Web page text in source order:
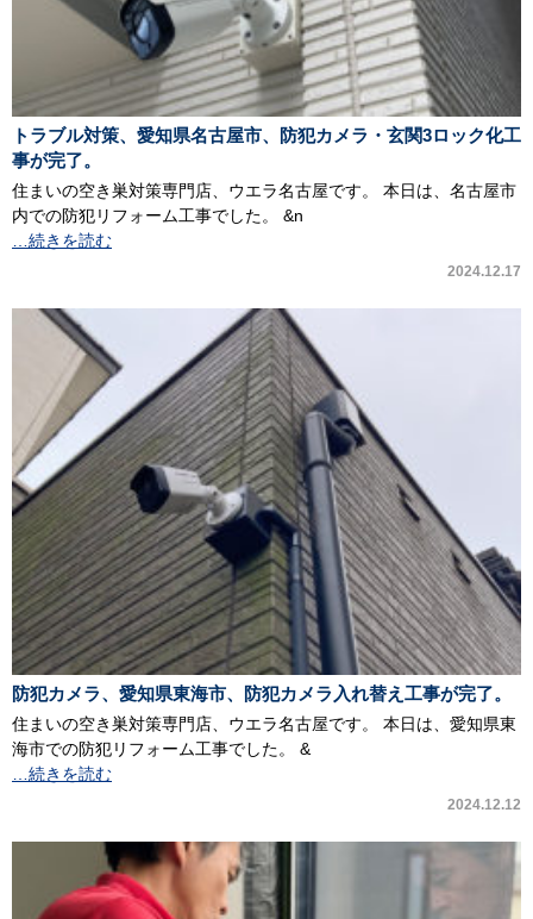
トラブル対策、愛知県名古屋市、防犯カメラ・玄関3ロック化工
事が完了。
住まいの空き巣対策専門店、ウエラ名古屋です。 本日は、名古屋市
内での防犯リフォーム工事でした。 &n
…続きを読む
2024.12.17
防犯カメラ、愛知県東海市、防犯カメラ入れ替え工事が完了。
住まいの空き巣対策専門店、ウエラ名古屋です。 本日は、愛知県東
海市での防犯リフォーム工事でした。 &
…続きを読む
2024.12.12